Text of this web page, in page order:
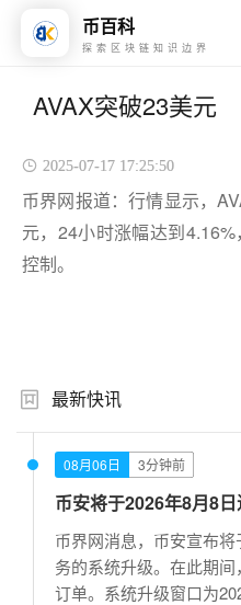
币百科
探索区块链知识边界
AVAX突破23美元
2025-07-17 17:25:50
币界网报道：行情显示，
元，24小时涨幅达到
控制。
最新快讯
08月06日 3分钟前
币安将于2026年8月8
币界网消息，币安宣布
务的系统升级。在此期
订单。系统升级窗口为